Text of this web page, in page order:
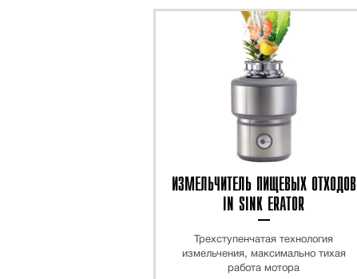
ИЗМЕЛЬЧИТЕЛЬ ПИЩЕВЫХ ОТХОДОВ
IN SINK ERATOR
Трехступенчатая технология
измельчения, максимально тихая
работа мотора